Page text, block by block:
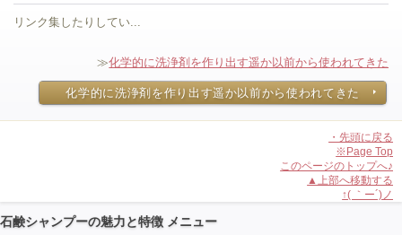
リンク集したりしてい...
≫化学的に洗浄剤を作り出す遥か以前から使われてきた
化学的に洗浄剤を作り出す遥か以前から使われてきた
・先頭に戻る
※Page Top
このページのトップへ♪
▲上部へ移動する
↑( ｀ー´)ノ
石鹸シャンプーの魅力と特徴 メニュー